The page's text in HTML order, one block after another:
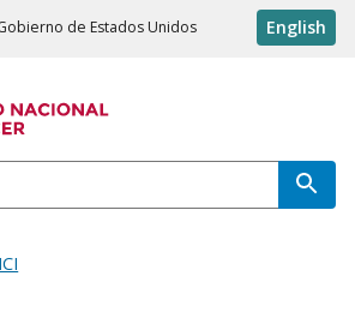
de Estados Unidos English